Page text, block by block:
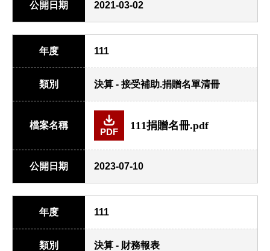
公開日期 2021-03-02
年度 111
類別 決算 - 接受補助.捐贈名單清冊
檔案名稱
PDF
111捐贈名冊.pdf
公開日期 2023-07-10
年度 111
類別 決算 - 財務報表